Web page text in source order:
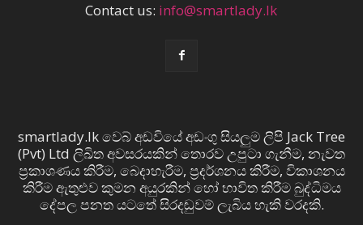
Contact us: info@smartlady.lk
smartlady.lk වෙබ් අඩවියේ අඩංගු සියලුම ලිපි Jack Tree
(Pvt) Ltd ලිඛිත අවසරයකින් තොරව උපුටා ගැනීම, නැවත
ප්‍රකාශණය කිරීම, බෙදාහැරීම, ප්‍රදර්ශනය කිරීම, විකාශනය
කිරීම ඇතුළුව කුමන අයුරකින් හෝ භාවිත කිරීම බුද්ධිමය
දේපල පනත යටතේ සිරදඬුවම් ලැබිය හැකි වරදකි.